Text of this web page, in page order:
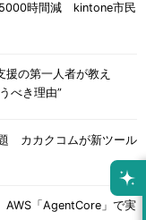
時間減 kintone市民
援の第一人者が教え
べき理由”
カカクコムが新ツール
AWS「AgentCore」で実